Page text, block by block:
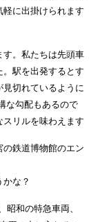
軽に出掛けられます
す。私たちは先頭車
駅を出発するとす
見切れているように
な勾配もあるので
リルを味わえます
鉄道博物館のエン
な？
昭和の特急車両、